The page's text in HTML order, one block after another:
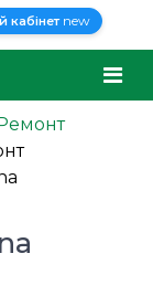
кабінет new